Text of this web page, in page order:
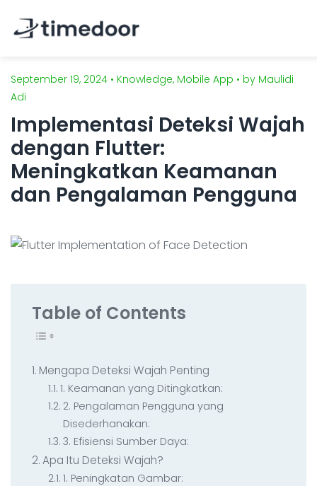
Beranda
Tentang Kami
Layanan
PENGEMBANGAN BERBASIS AI
Pengembangan Aplikasi Mobile
Semua Layanan Development
Portofolio
CSR
Kontak
September 19, 2024 • Knowledge, Mobile App • by Maulidi
Adi
Implementasi Deteksi Wajah
dengan Flutter:
Meningkatkan Keamanan
dan Pengalaman Pengguna
Table of Contents
Mengapa Deteksi Wajah Penting
1. Keamanan yang Ditingkatkan:
2. Pengalaman Pengguna yang
Disederhanakan:
3. Efisiensi Sumber Daya:
Apa Itu Deteksi Wajah?
1. Peningkatan Gambar: